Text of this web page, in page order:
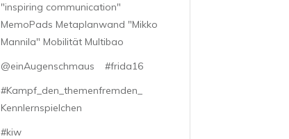
"inspiring communication"
MemoPads Metaplanwand "Mikko
Mannila" Mobilität Multibao
@einAugenschmaus
#frida16
#Kampf_den_themenfremden_
Kennlernspielchen
#kiw